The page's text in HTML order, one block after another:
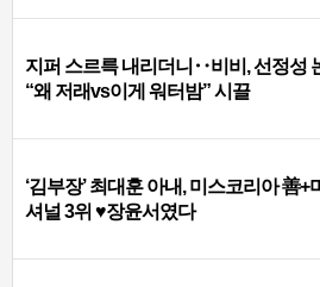
지퍼 스르륵 내리더니‥비비, 선정성
“왜 저래vs이게 워터밤” 시끌
‘김부장’ 최대훈 아내, 미스코리아 善+
셔널 3위 ♥장윤서였다